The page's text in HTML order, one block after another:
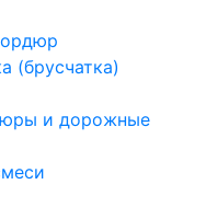
(брусчатка)
и дорожные